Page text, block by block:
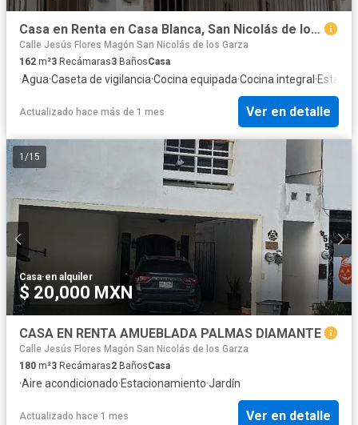
Casa en Renta en Casa Blanca, San Nicolás de los Garza, Nuevo León
Calle Jesús Flores Magón San Nicolás de los Garza
162 m²3 Recámaras3 BañosCasa
·Agua·Caseta de vigilancia·Cocina equipada·Cocina integral ·
Actualizado hace más de 1 mes Ver en detalle
1 /15
Casa·en alquiler
$ 20,000 MXN
CASA EN RENTA AMUEBLADA PALMAS DIAMANTE
Calle Jesús Flores Magón San Nicolás de los Garza
180 m²3 Recámaras2 BañosCasa
·Aire acondicionado·Estacionamiento·Jardín
Actualizado hace 1 mes Ver en detalle